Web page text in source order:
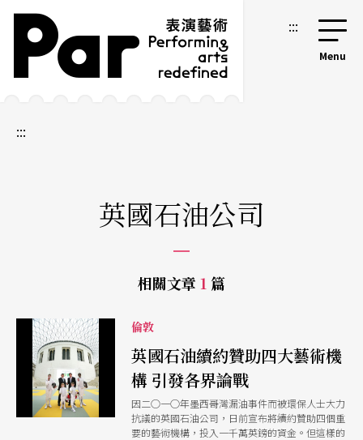
跳到主要內容區塊
網站導覽 :::
:::
英國石油公司
相關文章 1 篇
倫敦
英國石油續約贊助四大藝術機
構 引發各界論戰
因二○一○年墨西哥灣漏油事件而被環保人士大力
抗議的英國石油公司，日前宣布將續約贊助四個重
要的藝術機構，投入一千萬英鎊的資金。但這樣的